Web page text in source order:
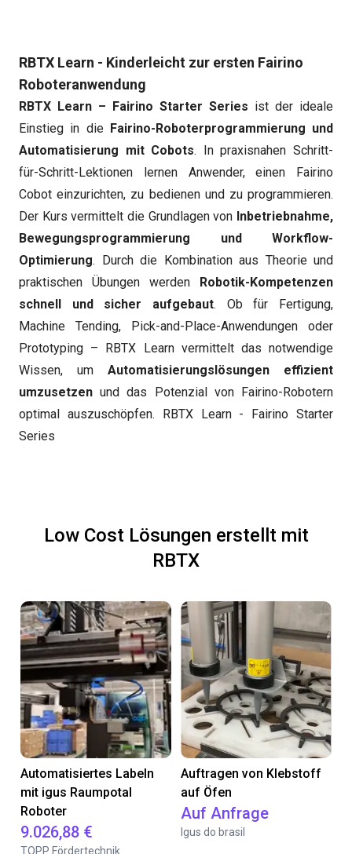
RBTX Learn - Kinderleicht zur ersten Fairino
Roboteranwendung
RBTX Learn – Fairino Starter Series ist der ideale
Einstieg in die Fairino-Roboterprogrammierung und
Automatisierung mit Cobots. In praxisnahen Schritt-
für-Schritt-Lektionen lernen Anwender, einen Fairino
Cobot einzurichten, zu bedienen und zu programmieren.
Der Kurs vermittelt die Grundlagen von Inbetriebnahme,
Bewegungsprogrammierung und Workflow-
Optimierung. Durch die Kombination aus Theorie und
praktischen Übungen werden Robotik-Kompetenzen
schnell und sicher aufgebaut. Ob für Fertigung,
Machine Tending, Pick-and-Place-Anwendungen oder
Prototyping – RBTX Learn vermittelt das notwendige
Wissen, um Automatisierungslösungen effizient
umzusetzen und das Potenzial von Fairino-Robotern
optimal auszuschöpfen. RBTX Learn - Fairino Starter
Series
Low Cost Lösungen erstellt mit
RBTX
Automatisiertes Labeln
mit igus Raumpotal
Roboter
9.026,88 €
TOPP Fördertechnik
Auftragen von Klebstoff
auf Öfen
Auf Anfrage
Igus do brasil